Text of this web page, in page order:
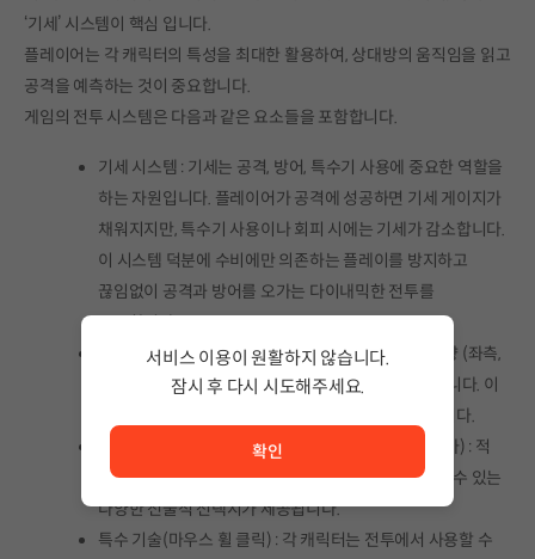
‘기세’ 시스템이 핵심 입니다.
플레이어는 각 캐릭터의 특성을 최대한 활용하여, 상대방의 움직임을 읽고
공격을 예측하는 것이 중요합니다.
게임의 전투 시스템은 다음과 같은 요소들을 포함합니다.
기세 시스템 : 기세는 공격, 방어, 특수기 사용에 중요한 역할을
하는 자원입니다. 플레이어가 공격에 성공하면 기세 게이지가
채워지지만, 특수기 사용이나 회피 시에는 기세가 감소합니다.
이 시스템 덕분에 수비에만 의존하는 플레이를 방지하고
끊임없이 공격과 방어를 오가는 다이내믹한 전투를
유도합니다.
공격 방향 선택(마우스 이동) : 플레이어는 두 가지 방향 (좌측,
우측) 중 하나를 선택하여 공격하거나 방어할 수 있습니다. 이
시스템을 통해 상대의 공격을 막거나 패링할 수 있습니다.
전술적 회피 및 카운터(패링: 우 클릭, 회피: 스페이스 바) : 적
공격을 회피하거나 상대방의 움직임임을 읽고 패링할 수 있는
다양한 전술적 선택지가 제공됩니다.
특수 기술(마우스 휠 클릭) : 각 캐릭터는 전투에서 사용할 수
서비스 이용이 원활하지 않습니다.
잠시 후 다시 시도해주세요.
서비스 이용이 원활하지 않습니다. <br/> 잠시 후 다시 시도
확인